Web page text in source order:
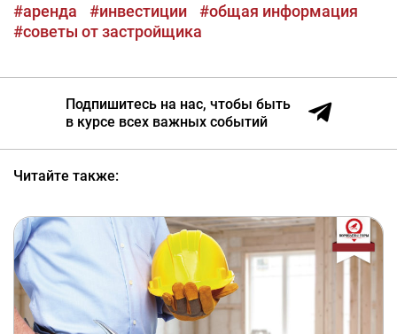
#аренда #инвестиции
#общая информация
#советы от застройщика
Подпишитесь на нас, чтобы быть
в курсе всех важных событий
Читайте также: